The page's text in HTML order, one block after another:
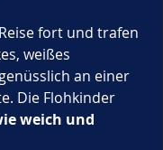
fort und trafen
weißes
an einer
Die Flohkinder
weich und